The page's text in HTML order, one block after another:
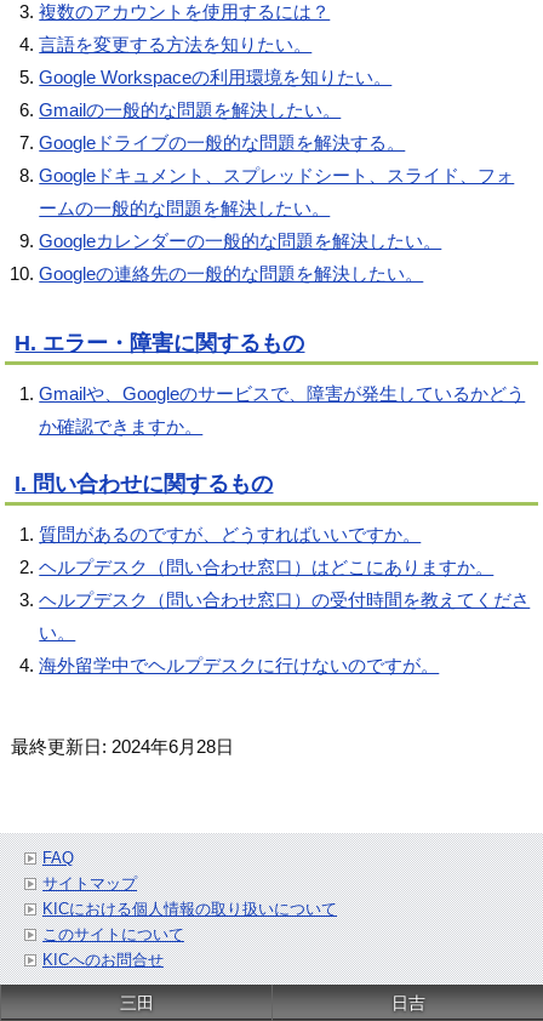
複数のアカウントを使用するには？
言語を変更する方法を知りたい。
Google Workspaceの利用環境を知りたい。
Gmailの一般的な問題を解決したい。
Googleドライブの一般的な問題を解決する。
Googleドキュメント、スプレッドシート、スライド、フォ
ームの一般的な問題を解決したい。
Googleカレンダーの一般的な問題を解決したい。
Googleの連絡先の一般的な問題を解決したい。
H. エラー・障害に関するもの
Gmailや、Googleのサービスで、障害が発生しているかどう
か確認できますか。
I. 問い合わせに関するもの
質問があるのですが、どうすればいいですか。
ヘルプデスク（問い合わせ窓口）はどこにありますか。
ヘルプデスク（問い合わせ窓口）の受付時間を教えてくださ
い。
海外留学中でヘルプデスクに行けないのですが。
最終更新日: 2024年6月28日
FAQ
サイトマップ
KICにおける個人情報の取り扱いについて
このサイトについて
KICへのお問合せ
三田 日吉